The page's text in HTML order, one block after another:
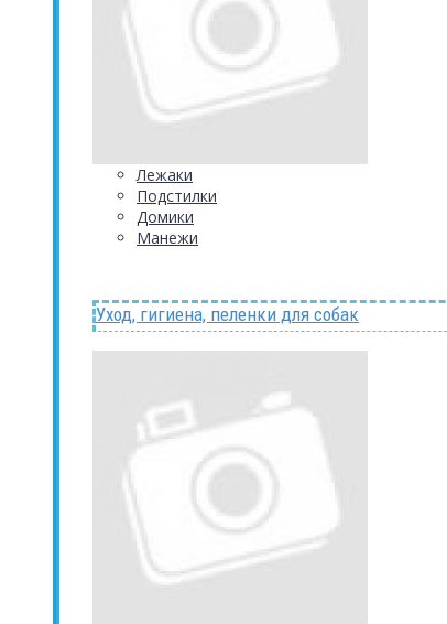
Лежаки
Подстилки
Домики
Манежи
Уход, гигиена, пеленки для собак